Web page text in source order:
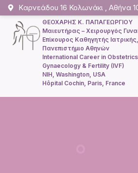
Kαρνεάδου 16 Κολωνάκι , Αθήνα
ΘΕΟΧΑΡΗΣ Κ. ΠΑΠΑΓΕΩΡΓΙΟΥ
Μαιευτήρας – Χειρουργός
Επίκουρος Καθηγητής Ιατρικής,
Πανεπιστήμιο Αθηνών
International Career in Obstetrics
Gynaecology & Fertility (IVF)
NIH, Washington, USA
Hôpital Cochin, Paris, France